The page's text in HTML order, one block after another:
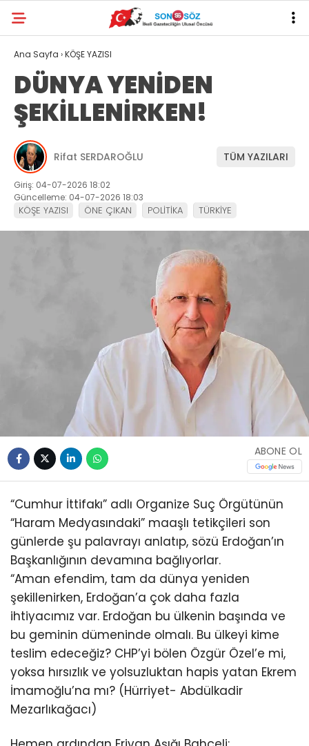
Ana Sayfa ›KÖŞE YAZISI
DÜNYA YENİDEN
ŞEKİLLENİRKEN!
Rifat SERDAROĞLU TÜM YAZILARI
Giriş: 04-07-2026 18:02
Güncelleme: 04-07-2026 18:03
KÖŞE YAZISI ÖNE ÇIKAN POLİTİKA TÜRKİYE
ABONE OL
“Cumhur İttifakı” adlı Organize Suç Örgütünün
“Haram Medyasındaki” maaşlı tetikçileri son
günlerde şu palavrayı anlatıp, sözü Erdoğan’ın
Başkanlığının devamına bağlıyorlar.
“Aman efendim, tam da dünya yeniden
şekillenirken, Erdoğan’a çok daha fazla
ihtiyacımız var. Erdoğan bu ülkenin başında ve
bu geminin dümeninde olmalı. Bu ülkeyi kime
teslim edeceğiz? CHP’yi bölen Özgür Özel’e mi,
yoksa hırsızlık ve yolsuzluktan hapis yatan Ekrem
İmamoğlu’na mı? (Hürriyet- Abdülkadir
Mezarlıkağacı)